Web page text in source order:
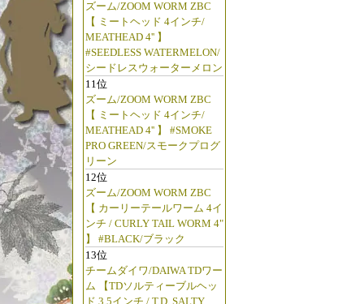
ズーム/ZOOM WORM ZBC
【 ミートヘッド 4インチ/
MEATHEAD 4'' 】
#SEEDLESS WATERMELON/
シードレスウォーターメロン
11位
ズーム/ZOOM WORM ZBC
【 ミートヘッド 4インチ/
MEATHEAD 4'' 】 #SMOKE
PRO GREEN/スモークプログ
リーン
12位
ズーム/ZOOM WORM ZBC
【 カーリーテールワーム 4イ
ンチ / CURLY TAIL WORM 4"
】 #BLACK/ブラック
13位
チームダイワ/DAIWA TDワー
ム 【TDソルティーブルヘッ
ド 3.5インチ / T.D. SALTY